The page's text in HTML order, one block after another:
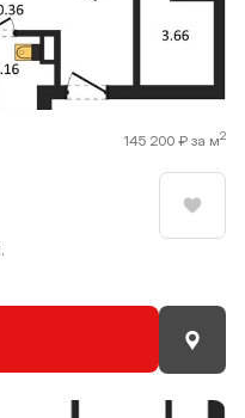
145 200 ₽ за м2